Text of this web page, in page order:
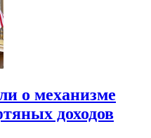
о механизме
доходов